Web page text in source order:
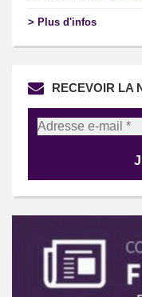
> Plus d'infos
RECEVOIR LA